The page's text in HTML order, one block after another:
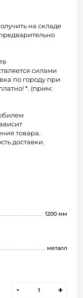
- +
на складе
силами
по городу при
*. (прим:
товара.
доставки.
1200 мм
металл